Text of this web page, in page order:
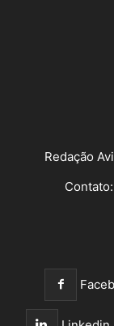
Redação
Contato: